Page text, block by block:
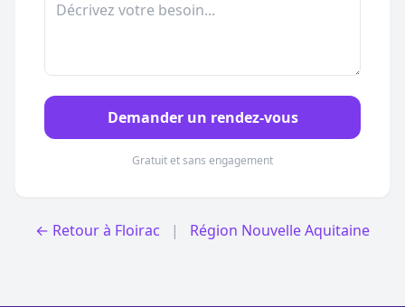
Demander un rendez-vous
Gratuit et sans engagement
← Retour à Floirac | Région Nouvelle Aquitaine